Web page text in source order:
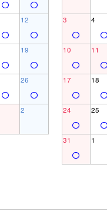
12
19
26
2
3 4
10 11
17 18
24 25
31 1